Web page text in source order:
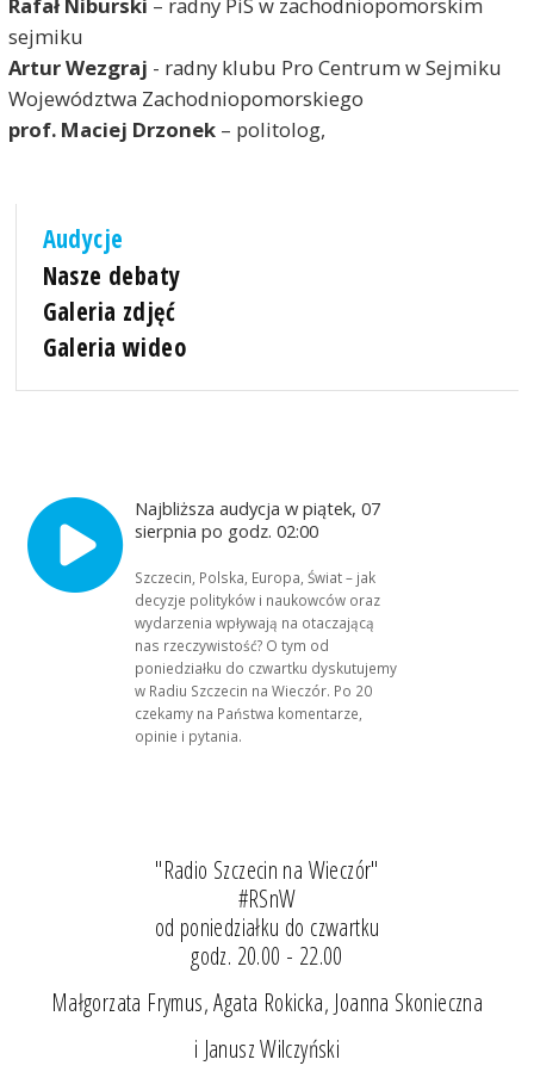
Rafał Niburski – radny PiS w zachodniopomorskim
sejmiku
Artur Wezgraj - radny klubu Pro Centrum w Sejmiku
Województwa Zachodniopomorskiego
prof. Maciej Drzonek– politolog,
Audycje
Nasze debaty
Galeria zdjęć
Galeria wideo
Najbliższa audycja w piątek, 07
sierpnia po godz. 02:00
Szczecin, Polska, Europa, Świat – jak
decyzje polityków i naukowców oraz
wydarzenia wpływają na otaczającą
nas rzeczywistość? O tym od
poniedziałku do czwartku dyskutujemy
w Radiu Szczecin na Wieczór. Po 20
czekamy na Państwa komentarze,
opinie i pytania.
"Radio Szczecin na Wieczór"
#RSnW
od poniedziałku do czwartku
godz. 20.00 - 22.00
Małgorzata Frymus, Agata Rokicka, Joanna Skonieczna
i Janusz Wilczyński